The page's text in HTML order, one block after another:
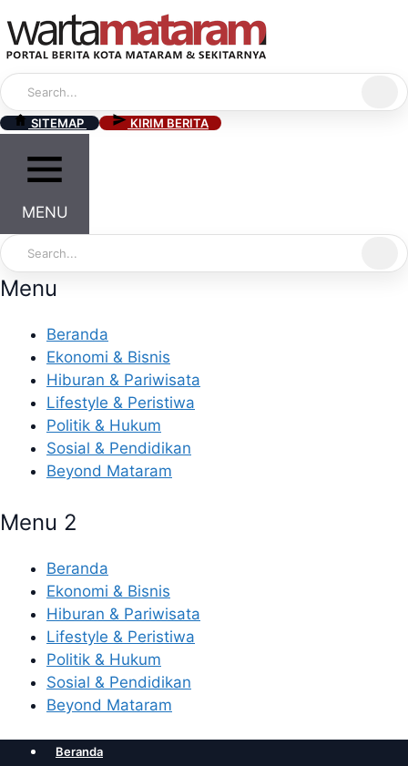
to
content
SITEMAP KIRIM BERITA
MENU
Menu
Beranda
Ekonomi & Bisnis
Hiburan & Pariwisata
Lifestyle & Peristiwa
Politik & Hukum
Sosial & Pendidikan
Beyond Mataram
Menu 2
Beranda
Ekonomi & Bisnis
Hiburan & Pariwisata
Lifestyle & Peristiwa
Politik & Hukum
Sosial & Pendidikan
Beyond Mataram
Beranda